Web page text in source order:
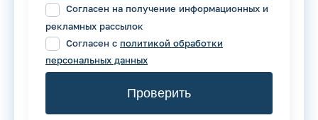
Согласен на получение информационных и
рекламных рассылок
Согласен с политикой обработки
персональных данных
Проверить